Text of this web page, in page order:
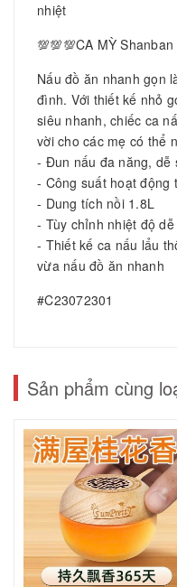
nhiệt
💯💯💯CA MỲ
Nấu đồ ăn nhanh gọn
đình. Với thiết kế nhỏ
siêu nhanh, chiếc ca
vời cho các mẹ có thể
- Đun nấu đa năng, dễ
- Công suất hoạt động
- Dung tích nồi 1.8L
- Tùy chỉnh nhiệt độ dễ
- Thiết kế ca nấu lẩu
vừa nấu đồ ăn nhanh
#C23072301
Sản phẩm cùng